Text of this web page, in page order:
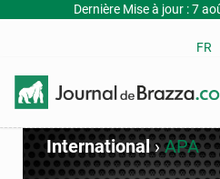
Dernière Mise à jour : 7
FR
International›APA